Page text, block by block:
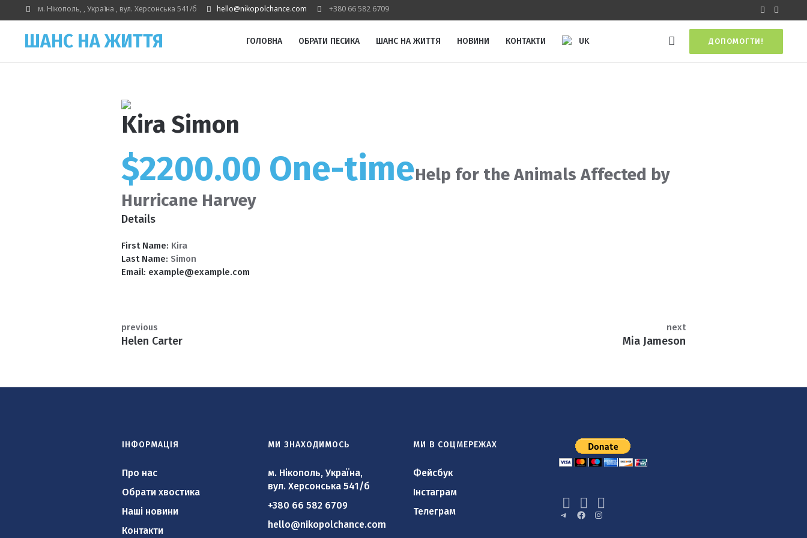
м. Нікополь, , Україна , вул. Херсонська 541/б hello@nikopolchance.com +380 66 582 6709
ШАНС НА ЖИТТЯ ДОПОМОГТИ!
ГОЛОВНА ОБРАТИ ПЕСИКА ШАНС НА ЖИТТЯ НОВИНИ КОНТАКТИ UK
Kira Simon
$2200.00 One-timeHelp for the Animals Affected by
Hurricane Harvey
Details
First Name: Kira
Last Name: Simon
Email: example@example.com
Helen Carter
previous
Mia Jameson
next
ІНФОРМАЦІЯ
Про нас
Обрати хвостика
Наші новини
Контакти
МИ ЗНАХОДИМОСЬ
м. Нікополь, Україна,
вул. Херсонська 541/б
+380 66 582 6709
hello@nikopolchance.com
МИ В СОЦМЕРЕЖАХ
Фейсбук
Інстаграм
Телеграм
Telegram Facebook Instagram